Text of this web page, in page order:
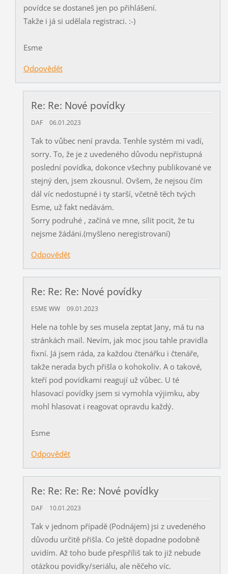
povídce se dostaneš jen po přihlášení.
Takže i já si udělala registraci. :-)
Esme
Odpovědět
Re: Re: Nové povídky
DAF 06.01.2023
Tak to vůbec není pravda. Tenhle systém mi vadí,
sorry. To, že je z uvedeného důvodu nepřístupná
poslední povídka, dokonce všechny publikované ve
stejný den, jsem zkousnul. Ovšem, že nejsou čím
dál víc nedostupné i ty starší, včetně těch tvých
Esme, už fakt nedávám.
Sorry podruhé , začíná ve mne, sílit pocit, že tu
nejsme žádáni.(myšleno neregistrovaní)
Odpovědět
Re: Re: Re: Nové povídky
ESME WW 09.01.2023
Hele na tohle by ses musela zeptat Jany, má tu na
stránkách mail. Nevím, jak moc jsou tahle pravidla
fixní. Já jsem ráda, za každou čtenářku i čtenáře,
takže nerada bych přišla o kohokoliv. A o takové,
kteří pod povídkami reagují už vůbec. U té
hlasovací povídky jsem si vymohla výjimku, aby
mohl hlasovat i reagovat opravdu každý.
Esme
Odpovědět
Re: Re: Re: Re: Nové povídky
DAF 10.01.2023
Tak v jednom případě (Podnájem) jsi z uvedeného
důvodu určitě přišla. Co ještě dopadne podobně
uvidím. Až toho bude přespříliš tak to již nebude
otázkou povidky/seriálu, ale něčeho víc.